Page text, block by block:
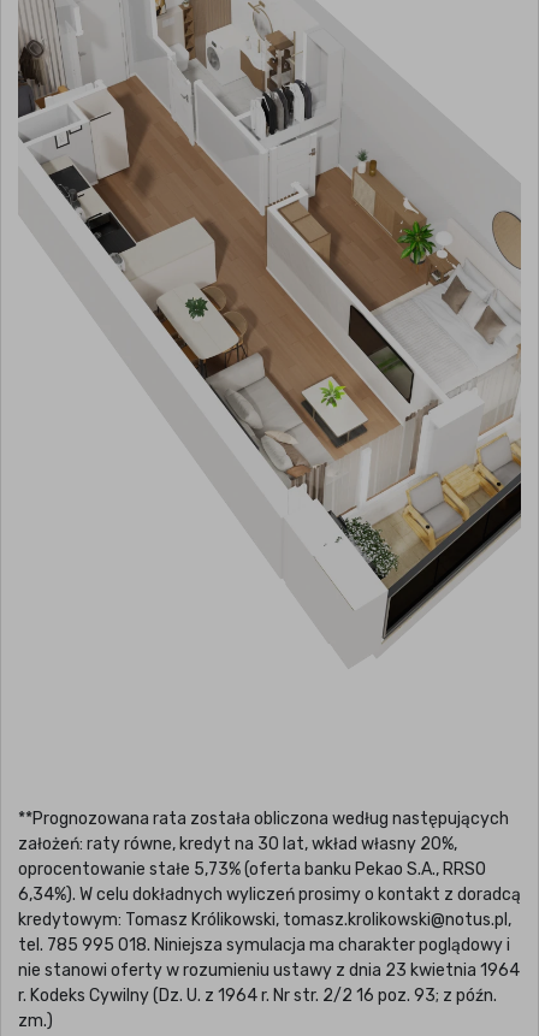
**Prognozowana rata została obliczona według następujących
założeń: raty równe, kredyt na 30 lat, wkład własny 20%,
oprocentowanie stałe 5,73% (oferta banku Pekao S.A., RRSO
6,34%). W celu dokładnych wyliczeń prosimy o kontakt z doradcą
kredytowym: Tomasz Królikowski, tomasz.krolikowski@notus.pl,
tel. 785 995 018. Niniejsza symulacja ma charakter poglądowy i
nie stanowi oferty w rozumieniu ustawy z dnia 23 kwietnia 1964
r. Kodeks Cywilny (Dz. U. z 1964 r. Nr str. 2/2 16 poz. 93; z późn.
zm.)